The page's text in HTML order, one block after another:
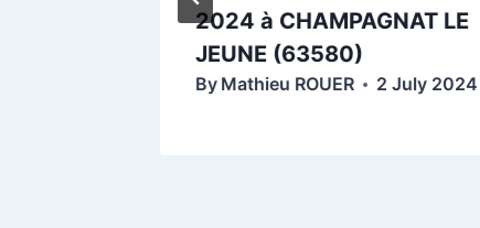
2024 à CHAMPAGNAT LE
JEUNE (63580)
By Mathieu ROUER 2 July 2024